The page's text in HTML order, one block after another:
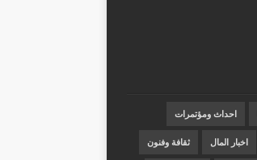
احداث ومؤتمرات
اخبار المال ثقافة وفنون